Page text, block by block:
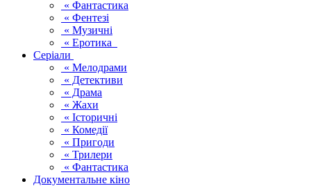
« Фантастика
« Фентезі
« Музичні
« Еротика
Серіали
« Мелодрами
« Детективи
« Драма
« Жахи
« Історичні
« Комедії
« Пригоди
« Трилери
« Фантастика
Документальне кіно